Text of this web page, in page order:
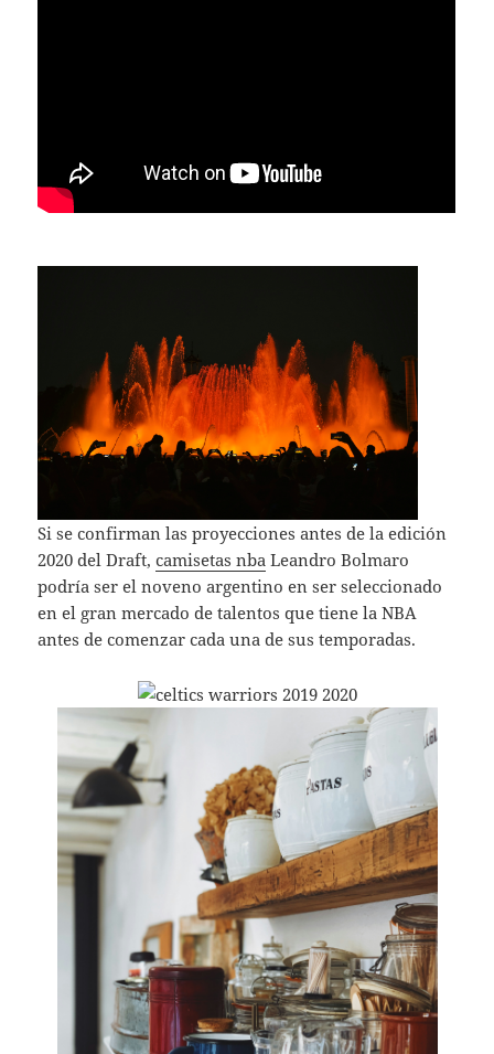
Si se confirman las proyecciones antes de la edición
2020 del Draft,camisetas nba Leandro Bolmaro
podría ser el noveno argentino en ser seleccionado
en el gran mercado de talentos que tiene la NBA
antes de comenzar cada una de sus temporadas.